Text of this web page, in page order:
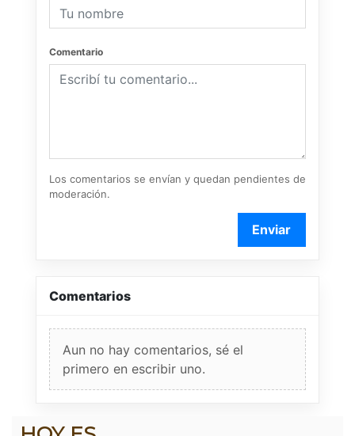
Comentario
Los comentarios se envían y quedan pendientes de
moderación.
Enviar
Comentarios
Aun no hay comentarios, sé el
primero en escribir uno.